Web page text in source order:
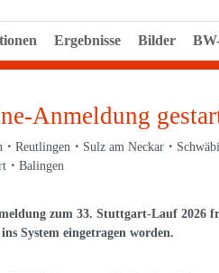
Ergebnisse Bilder
Anmeldung
Reutlingen Sulz am Neckar
Balingen
zum 33. Stuttgart-Lauf 2026
System eingetragen worden.